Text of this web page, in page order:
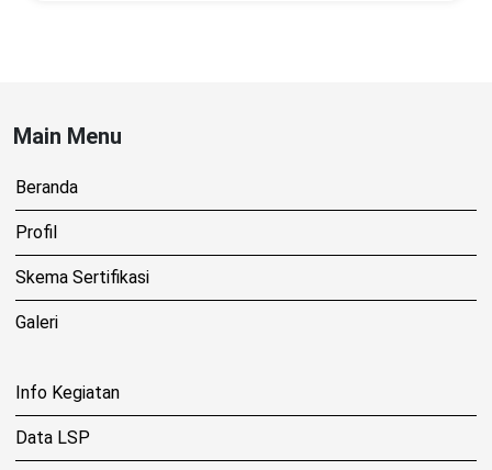
Main Menu
Beranda
Profil
Skema Sertifikasi
Galeri
Info Kegiatan
Data LSP